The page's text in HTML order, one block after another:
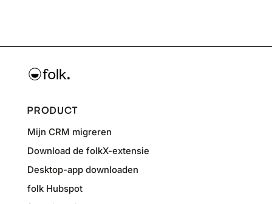
PRODUCT
Mijn CRM migreren
Download de folkX-extensie
Desktop-app downloaden
folk Hubspot